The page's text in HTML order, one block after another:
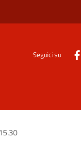
Seguici su